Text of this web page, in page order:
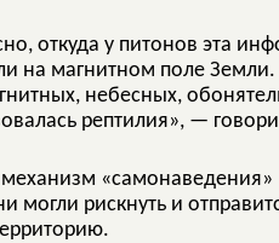
откуда у питонов эта
на магнитном поле Земли.
небесных,
рептилия», —
механизм
рискнуть и